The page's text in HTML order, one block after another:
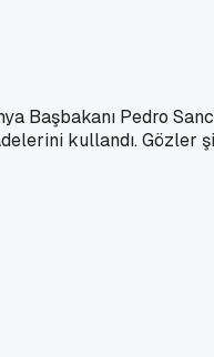
Başbakanı Pedro
kullandı. Gözler